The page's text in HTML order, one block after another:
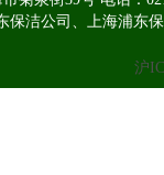
保洁公司、上海浦东
沪